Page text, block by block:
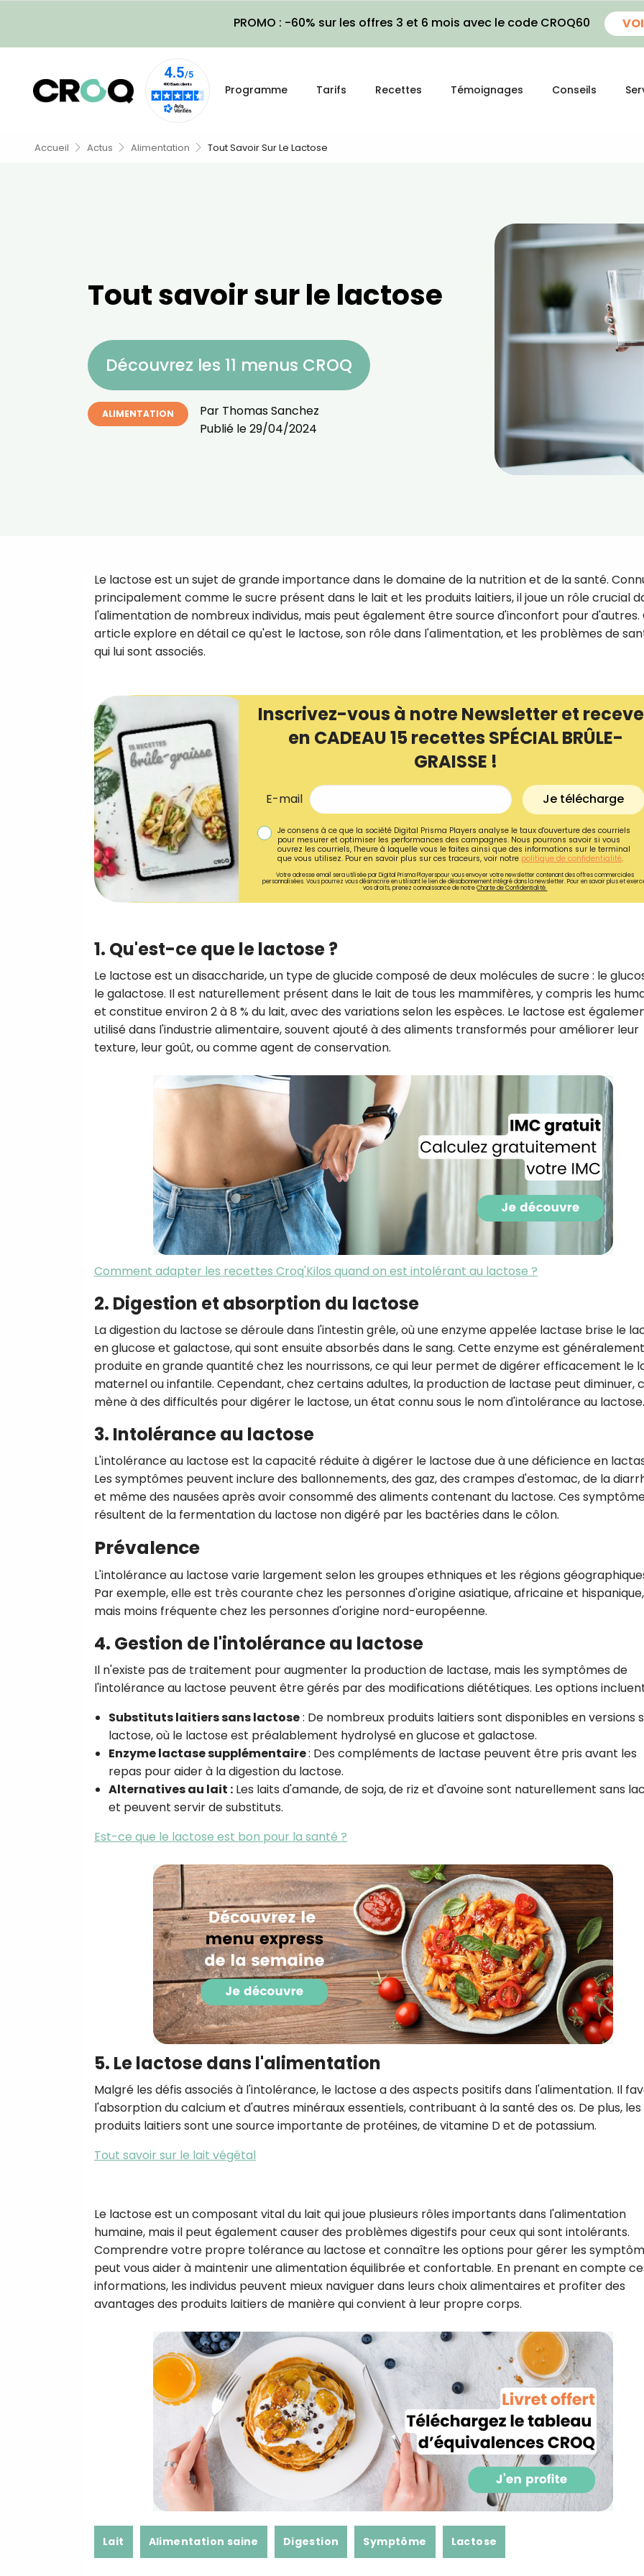
PROMO : -60% sur les offres 3 et 6 mois avec le code CROQ60
Programme Tarifs Recettes Témoignages Conseils
Accueil Actus Alimentation Tout Savoir Sur Le Lactose
Tout savoir sur le lactose
Découvrez les 11 menus CROQ
ALIMENTATION Par Thomas Sanchez
Publié le29/04/2024
Le lactose est un sujet de grande importance dans le domaine de la nutrition et de la santé.
principalement comme le sucre présent dans le lait et les produits laitiers, il joue un rôle crucial
l'alimentation de nombreux individus, mais peut également être source d'inconfort pour d'autres.
article explore en détail ce qu'est le lactose, son rôle dans l'alimentation, et les problèmes de
qui lui sont associés.
Inscrivez-vous à notre Newsletter et
en CADEAU 15 recettes SPÉCIAL BRÛLE-
GRAISSE !
E-mail Je télécharge
Je consens à ce que la société Digital Prisma Players analyse le taux d'ouverture des courriels
pour mesurer et optimiser les performances des campagnes. Nous pourrons savoir si vous
ouvrez les courriels, l'heure à laquelle vous le faites ainsi que des informations sur le terminal
que vous utilisez. Pour en savoir plus sur ces traceurs, voir notre politique de confidentialité.
Votre adresse email sera utilisée par Digital Prisma Playerspour vous envoyer votre newsletter contenant des offres commerciales
personnalisées. Vous pourrez vous désinscrire en utilisant le lien de désabonnement intégré dans la newsletter. Pour en savoir plus et
vos droits, prenez connaissance de notreCharte de Confidentialité.
1. Qu'est-ce que le lactose ?
Le lactose est un disaccharide, un type de glucide composé de deux molécules de sucre : le
le galactose. Il est naturellement présent dans le lait de tous les mammifères, y compris les
et constitue environ 2 à 8 % du lait, avec des variations selon les espèces. Le lactose est
utilisé dans l'industrie alimentaire, souvent ajouté à des aliments transformés pour améliorer leur
texture, leur goût, ou comme agent de conservation.
Comment adapter les recettes Croq'Kilos quand on est intolérant au lactose ?
2. Digestion et absorption du lactose
La digestion du lactose se déroule dans l'intestin grêle, où une enzyme appelée lactase brise le
en glucose et galactose, qui sont ensuite absorbés dans le sang. Cette enzyme est généralement
produite en grande quantité chez les nourrissons, ce qui leur permet de digérer efficacement le
maternel ou infantile. Cependant, chez certains adultes, la production de lactase peut diminuer,
mène à des difficultés pour digérer le lactose, un état connu sous le nom d'intolérance au lactose.
3. Intolérance au lactose
L'intolérance au lactose est la capacité réduite à digérer le lactose due à une déficience en
Les symptômes peuvent inclure des ballonnements, des gaz, des crampes d'estomac, de la
et même des nausées après avoir consommé des aliments contenant du lactose. Ces
résultent de la fermentation du lactose non digéré par les bactéries dans le côlon.
Prévalence
L'intolérance au lactose varie largement selon les groupes ethniques et les régions
Par exemple, elle est très courante chez les personnes d'origine asiatique, africaine et hispanique,
mais moins fréquente chez les personnes d'origine nord-européenne.
4. Gestion de l'intolérance au lactose
Il n'existe pas de traitement pour augmenter la production de lactase, mais les symptômes de
l'intolérance au lactose peuvent être gérés par des modifications diététiques. Les options
Substituts laitiers sans lactose: De nombreux produits laitiers sont disponibles en versions
lactose, où le lactose est préalablement hydrolysé en glucose et galactose.
Enzyme lactase supplémentaire: Des compléments de lactase peuvent être pris avant les
repas pour aider à la digestion du lactose.
Alternatives au lait : Les laits d'amande, de soja, de riz et d'avoine sont naturellement sans
et peuvent servir de substituts.
Est-ce que le lactose est bon pour la santé ?
5. Le lactose dans l'alimentation
Malgré les défis associés à l'intolérance, le lactose a des aspects positifs dans l'alimentation. Il
l'absorption du calcium et d'autres minéraux essentiels, contribuant à la santé des os. De plus, les
produits laitiers sont une source importante de protéines, de vitamine D et de potassium.
Tout savoir sur le lait végétal
Le lactose est un composant vital du lait qui joue plusieurs rôles importants dans l'alimentation
humaine, mais il peut également causer des problèmes digestifs pour ceux qui sont intolérants.
Comprendre votre propre tolérance au lactose et connaître les options pour gérer les
peut vous aider à maintenir une alimentation équilibrée et confortable. En prenant en compte
informations, les individus peuvent mieux naviguer dans leurs choix alimentaires et profiter des
avantages des produits laitiers de manière qui convient à leur propre corps.
Lait Alimentation saine Digestion Symptôme Lactose
Recevez
recettes inédites de
!
Je consens à ce que la société
Prisma Players analyse le taux
des courriels pour mesurer et
performances des campagnes.
utilisez. Pour en savoir plus sur ces
voir notrepolitique de
Je reçois mon cadeau !
exercer vos droits, prenez connaissance de notreCharte
Confidentialité.